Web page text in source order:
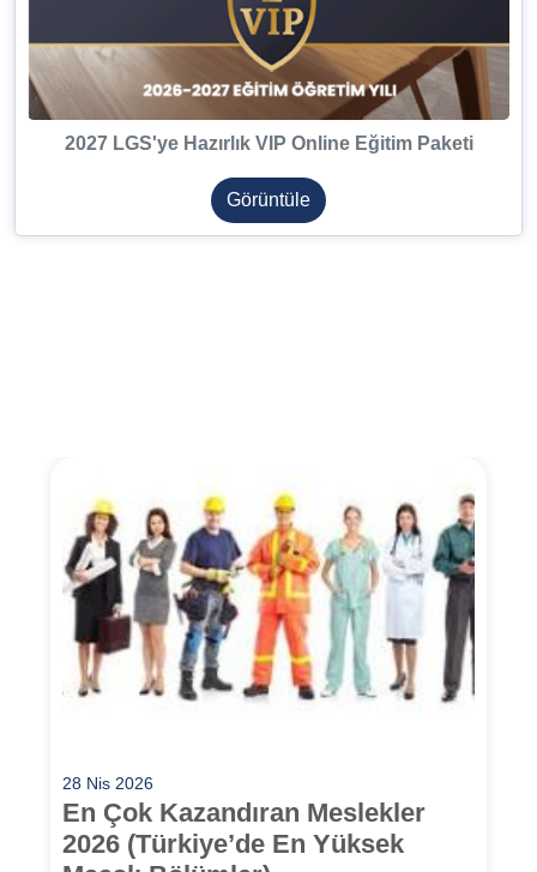
2027 LGS'ye Hazırlık VIP Online Eğitim Paketi
Görüntüle
28 Nis 2026
En Çok Kazandıran Meslekler
2026 (Türkiye’de En Yüksek